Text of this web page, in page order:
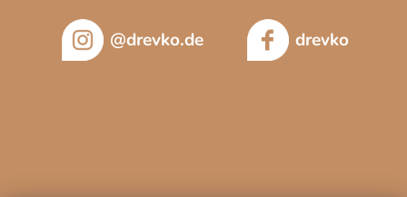
@drevko.de drevko